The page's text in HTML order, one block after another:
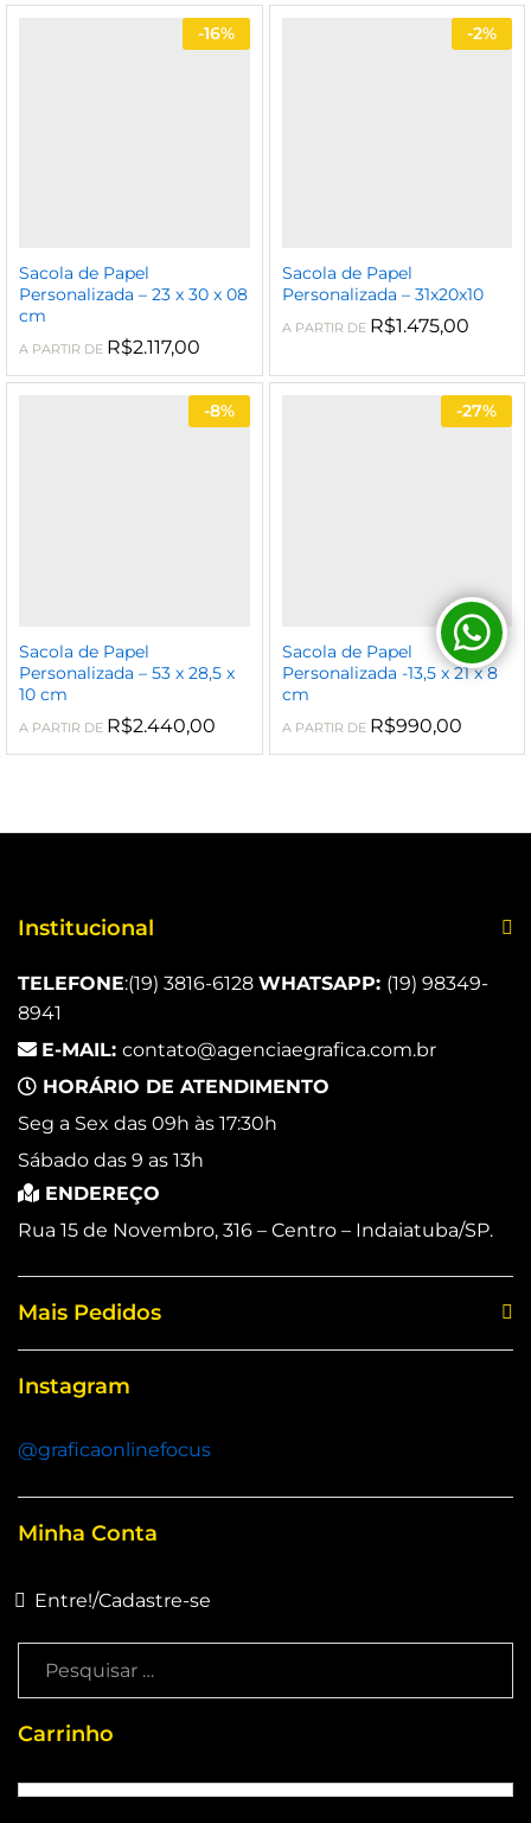
-16%
Sacola de Papel
Personalizada – 23 x 30 x 08
cm
A PARTIR DE R$2.117,00
-2%
Sacola de Papel
Personalizada – 31x20x10
A PARTIR DE R$1.475,00
-8%
Sacola de Papel
Personalizada – 53 x 28,5 x
10 cm
A PARTIR DE R$2.440,00
-27%
Sacola de Papel
Personalizada -13,5 x 21 x 8
cm
A PARTIR DE R$990,00
Institucional
TELEFONE:(19) 3816-6128 WHATSAPP: (19) 98349-
8941
E-MAIL: contato@agenciaegrafica.com.br
HORÁRIO DE ATENDIMENTO
Seg a Sex das 09h às 17:30h
Sábado das 9 as 13h
ENDEREÇO
Rua 15 de Novembro, 316 – Centro – Indaiatuba/SP.
Mais Pedidos
Instagram
@graficaonlinefocus
Minha Conta
Entre!/Cadastre-se
Carrinho